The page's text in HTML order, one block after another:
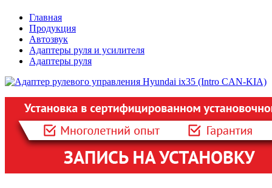
Главная
Продукция
Автозвук
Адаптеры руля и усилителя
Адаптеры руля